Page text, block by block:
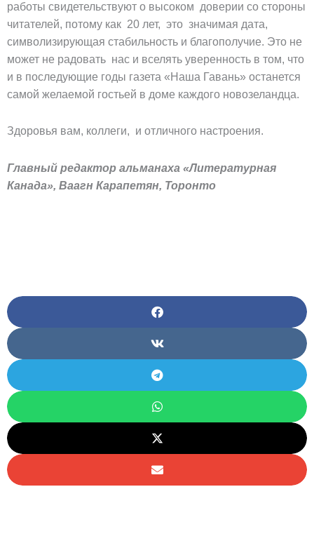
работы свидетельствуют о высоком доверии со стороны
читателей, потому как 20 лет, это значимая дата,
символизирующая стабильность и благополучие. Это не
может не радовать нас и вселять уверенность в том, что
и в последующие годы газета «Наша Гавань» останется
самой желаемой гостьей в доме каждого новозеландца.
Здоровья вам, коллеги, и отличного настроения.
Главный редактор альманаха «Литературная
Канада», Ваагн Карапетян, Торонто